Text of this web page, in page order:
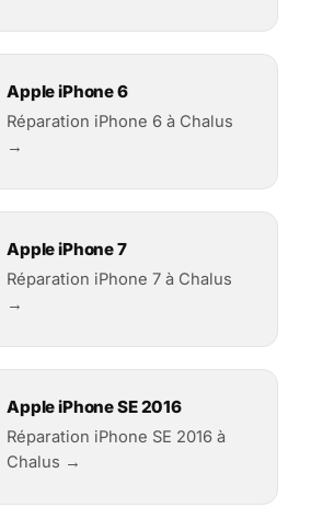
Apple iPhone 6
Réparation iPhone 6 à Chalus
→
Apple iPhone 7
Réparation iPhone 7 à Chalus
→
Apple iPhone SE 2016
Réparation iPhone SE 2016 à
Chalus →